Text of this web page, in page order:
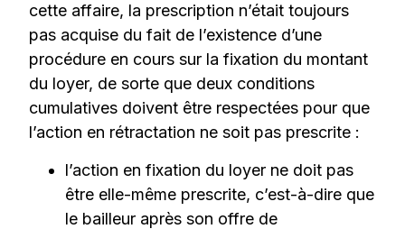
cette affaire, la prescription n’était toujours
pas acquise du fait de l’existence d’une
procédure en cours sur la fixation du montant
du loyer, de sorte que deux conditions
cumulatives doivent être respectées pour que
l’action en rétractation ne soit pas prescrite :
l’action en fixation du loyer ne doit pas
être elle-même prescrite, c’est-à-dire que
le bailleur après son offre de